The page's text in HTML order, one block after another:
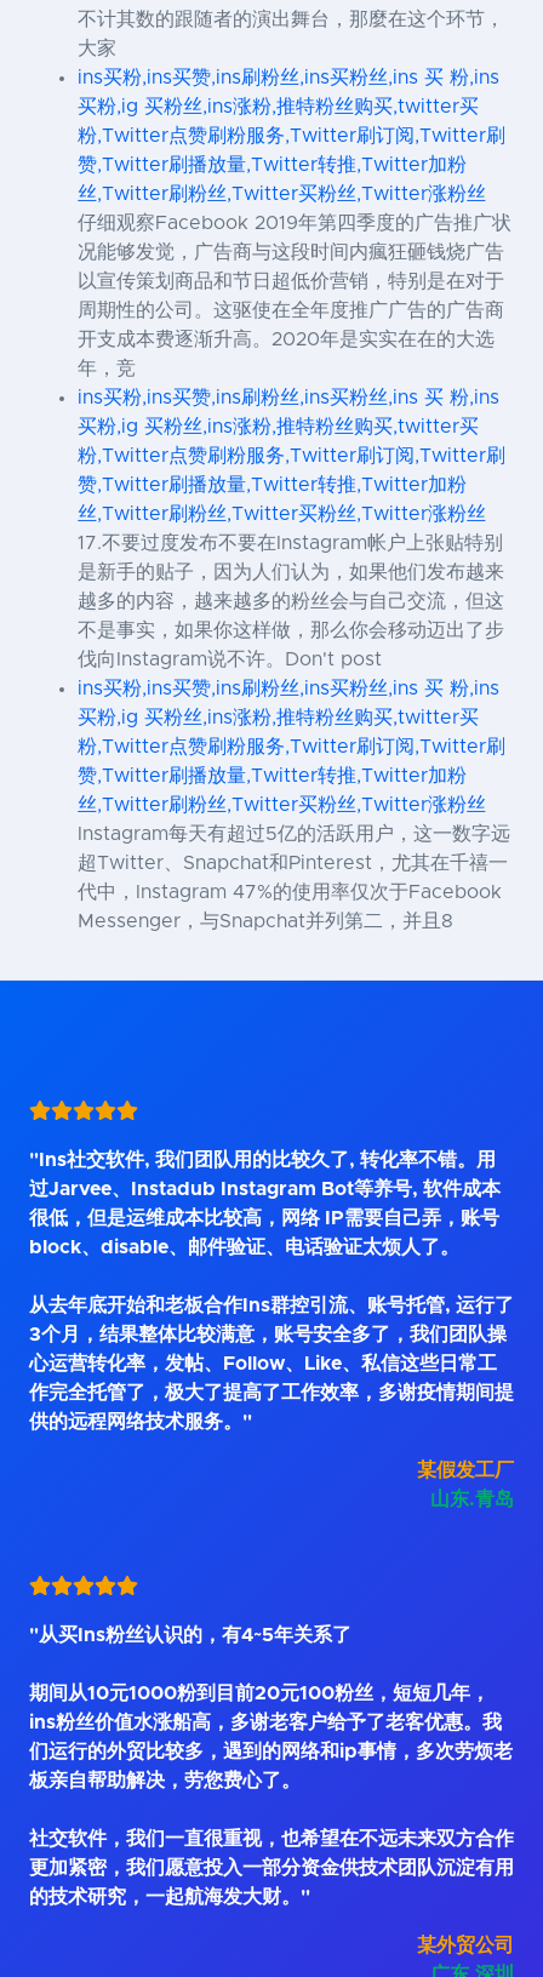
不计其数的跟随者的演出舞台，那麼在这个环节，
大家
ins买粉,ins买赞,ins刷粉丝,ins买粉丝,ins 买 粉,ins
买粉,ig 买粉丝,ins涨粉,推特粉丝购买,twitter买
粉,Twitter点赞刷粉服务,Twitter刷订阅,Twitter刷
赞,Twitter刷播放量,Twitter转推,Twitter加粉
丝,Twitter刷粉丝,Twitter买粉丝,Twitter涨粉丝
仔细观察Facebook 2019年第四季度的广告推广状
况能够发觉，广告商与这段时间内瘋狂砸钱烧广告
以宣传策划商品和节日超低价营销，特别是在对于
周期性的公司。这驱使在全年度推广广告的广告商
开支成本费逐渐升高。2020年是实实在在的大选
年，竞
ins买粉,ins买赞,ins刷粉丝,ins买粉丝,ins 买 粉,ins
买粉,ig 买粉丝,ins涨粉,推特粉丝购买,twitter买
粉,Twitter点赞刷粉服务,Twitter刷订阅,Twitter刷
赞,Twitter刷播放量,Twitter转推,Twitter加粉
丝,Twitter刷粉丝,Twitter买粉丝,Twitter涨粉丝
17.不要过度发布不要在Instagram帐户上张贴特别
是新手的贴子，因为人们认为，如果他们发布越来
越多的内容，越来越多的粉丝会与自己交流，但这
不是事实，如果你这样做，那么你会移动迈出了步
伐向Instagram说不许。Don't post
ins买粉,ins买赞,ins刷粉丝,ins买粉丝,ins 买 粉,ins
买粉,ig 买粉丝,ins涨粉,推特粉丝购买,twitter买
粉,Twitter点赞刷粉服务,Twitter刷订阅,Twitter刷
赞,Twitter刷播放量,Twitter转推,Twitter加粉
丝,Twitter刷粉丝,Twitter买粉丝,Twitter涨粉丝
Instagram每天有超过5亿的活跃用户，这一数字远
超Twitter、Snapchat和Pinterest，尤其在千禧一
代中，Instagram 47%的使用率仅次于Facebook
Messenger，与Snapchat并列第二，并且8
"Ins社交软件, 我们团队用的比较久了, 转化率不错。用
过Jarvee、Instadub Instagram Bot等养号, 软件成本
很低，但是运维成本比较高，网络 IP需要自己弄，账号
block、disable、邮件验证、电话验证太烦人了。
从去年底开始和老板合作Ins群控引流、账号托管, 运行了
3个月，结果整体比较满意，账号安全多了，我们团队操
心运营转化率，发帖、Follow、Like、私信这些日常工
作完全托管了，极大了提高了工作效率，多谢疫情期间提
供的远程网络技术服务。"
某假发工厂
山东.青岛
"从买Ins粉丝认识的，有4~5年关系了
期间从10元1000粉到目前20元100粉丝，短短几年，
ins粉丝价值水涨船高，多谢老客户给予了老客优惠。我
们运行的外贸比较多，遇到的网络和ip事情，多次劳烦老
板亲自帮助解决，劳您费心了。
社交软件，我们一直很重视，也希望在不远未来双方合作
更加紧密，我们愿意投入一部分资金供技术团队沉淀有用
的技术研究，一起航海发大财。"
某外贸公司